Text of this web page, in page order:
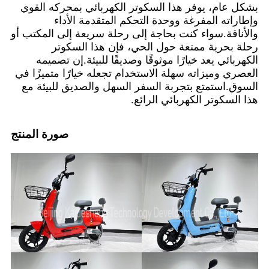
بشكل عام، يوفر هذا السكوتر الكهربائي بمحركه القوي
وإطاراته المفرغة ووحدة التحكم المتقدمة الأداء
والأناقة.سواء كنت بحاجة إلى رحلة سريعة إلى المكتب أو
رحلة بحرية ممتعة حول الحي، فإن هذا السكوتر
الكهربائي يعد خيارًا موثوقًا وصديقًا للبيئة.إن تصميمه
العصري وميزاته سهلة الاستخدام تجعله خيارًا متميزًا في
السوق.استمتع بتجربة السفر السهل والصديق للبيئة مع
هذا السكوتر الكهربائي الرائع.
صورة المنتج